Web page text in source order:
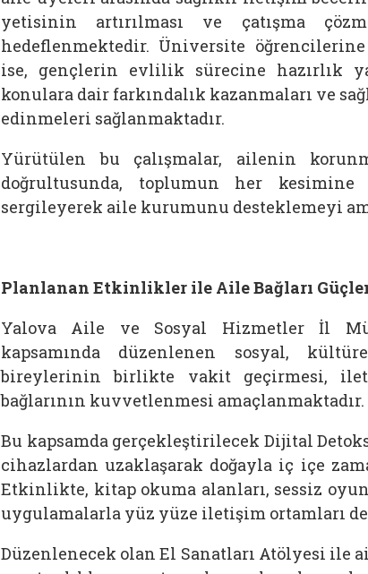
yetisinin artırılması ve çatışma
hedeflenmektedir. Üniversite
ise, gençlerin evlilik sürecine hazırlık
konulara dair farkındalık kazanmaları ve
edinmeleri sağlanmaktadır.
Yürütülen bu çalışmalar, ailenin
doğrultusunda, toplumun her
sergileyerek aile kurumunu desteklemeyi
Planlanan Etkinlikler ile Aile Bağları
Yalova Aile ve Sosyal Hizmetler İl
kapsamında düzenlenen sosyal,
bireylerinin birlikte vakit geçirmesi,
bağlarının kuvvetlenmesi amaçlanmaktadır.
Bu kapsamda gerçekleştirilecek Dijital
cihazlardan uzaklaşarak doğayla iç içe
Etkinlikte, kitap okuma alanları, sessiz
uygulamalarla yüz yüze iletişim ortamları
Düzenlenecek olan El Sanatları Atölyesi